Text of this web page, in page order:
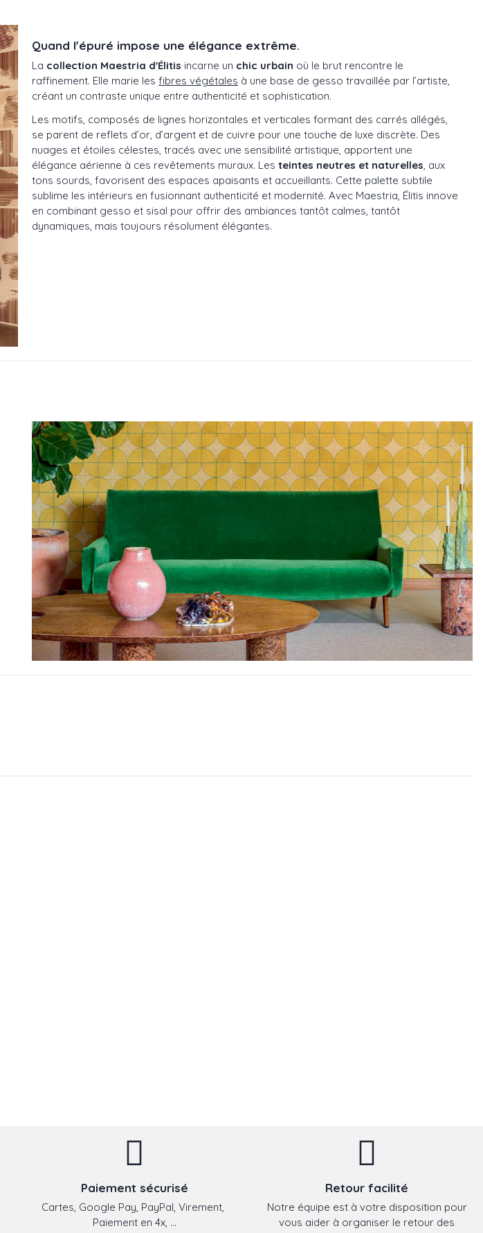
Quand l'épuré impose une élégance extrême.
La collection Maestria d'Élitis incarne un chic urbain où le brut rencontre le
raffinement. Elle marie les fibres végétales à une base de gesso travaillée par l’artiste,
créant un contraste unique entre authenticité et sophistication.
Les motifs, composés de lignes horizontales et verticales formant des carrés allégés,
se parent de reflets d’or, d’argent et de cuivre pour une touche de luxe discrète. Des
nuages et étoiles célestes, tracés avec une sensibilité artistique, apportent une
élégance aérienne à ces revêtements muraux. Les teintes neutres et naturelles , aux
tons sourds, favorisent des espaces apaisants et accueillants. Cette palette subtile
sublime les intérieurs en fusionnant authenticité et modernité. Avec Maestria, Élitis innove
en combinant gesso et sisal pour offrir des ambiances tantôt calmes, tantôt
dynamiques, mais toujours résolument élégantes.
Paiement sécurisé
Cartes, Google Pay, PayPal, Virement,
Paiement en 4x, ...
Retour facilité
Notre équipe est à votre disposition pour
vous aider à organiser le retour des